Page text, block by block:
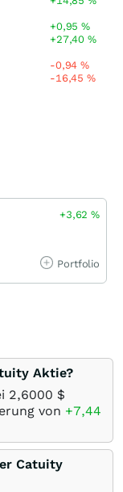
+0,95%
+27,40%
-0,94%
-16,45%
+3,62%
Portfolio
Aktie?
2,6000 $
von +7,44
Catuity